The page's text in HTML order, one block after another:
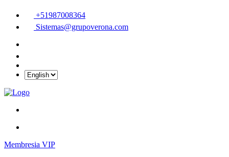
+51987008364
Sistemas@grupoverona.com
Membresia VIP